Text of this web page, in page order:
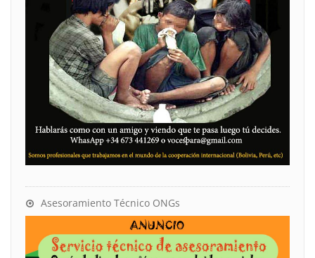
Asesoramiento Técnico ONGs